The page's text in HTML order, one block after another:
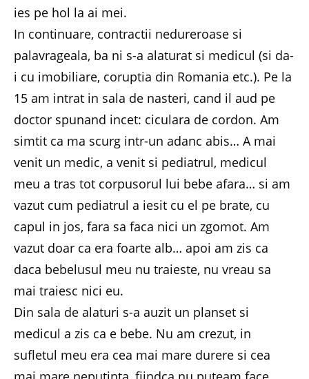
ies pe hol la ai mei.
In continuare, contractii nedureroase si
palavrageala, ba ni s-a alaturat si medicul (si da-
i cu imobiliare, coruptia din Romania etc.). Pe la
15 am intrat in sala de nasteri, cand il aud pe
doctor spunand incet: ciculara de cordon. Am
simtit ca ma scurg intr-un adanc abis… A mai
venit un medic, a venit si pediatrul, medicul
meu a tras tot corpusorul lui bebe afara… si am
vazut cum pediatrul a iesit cu el pe brate, cu
capul in jos, fara sa faca nici un zgomot. Am
vazut doar ca era foarte alb… apoi am zis ca
daca bebelusul meu nu traieste, nu vreau sa
mai traiesc nici eu.
Din sala de alaturi s-a auzit un planset si
medicul a zis ca e bebe. Nu am crezut, in
sufletul meu era cea mai mare durere si cea